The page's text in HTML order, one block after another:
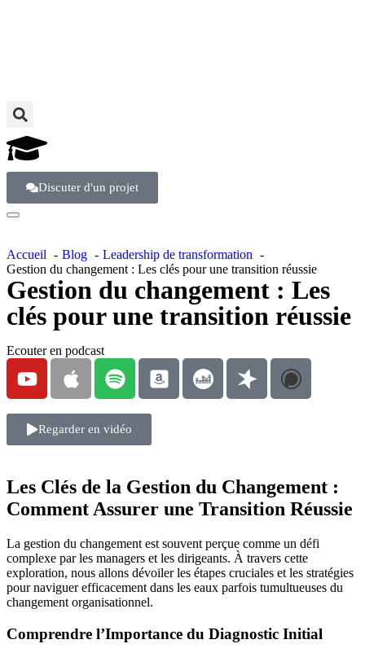
Discuter d'un projet
Accueil Blog
Leadership de transformation
Gestion du changement : Les clés pour une transition réussie
Gestion du changement : Les
clés pour une transition réussie
Ecouter en podcast
Regarder en vidéo
Les Clés de la Gestion du Changement :
Comment Assurer une Transition Réussie
La gestion du changement est souvent perçue comme un défi
complexe par les managers et les dirigeants. À travers cette
exploration, nous allons dévoiler les étapes cruciales et les stratégies
pour naviguer efficacement dans les eaux parfois tumultueuses du
changement organisationnel.
Comprendre l’Importance du Diagnostic Initial